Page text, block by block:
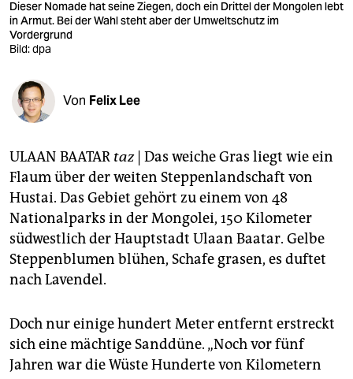
veranstaltungen
fragen & hilfe
unterstützen
abo
genossenschaft
epaper login
Dieser Nomade hat seine Ziegen, doch ein Drittel der Mongolen lebt
in Armut. Bei der Wahl steht aber der Umweltschutz im
Vordergrund
Bild: dpa
Von Felix Lee
ULAAN BAATAR taz| Das weiche Gras liegt wie ein
Flaum über der weiten Steppenlandschaft von
Hustai. Das Gebiet gehört zu einem von 48
Nationalparks in der Mongolei, 150 Kilometer
südwestlich der Hauptstadt Ulaan Baatar. Gelbe
Steppenblumen blühen, Schafe grasen, es duftet
nach Lavendel.
Doch nur einige hundert Meter entfernt erstreckt
sich eine mächtige Sanddüne. „Noch vor fünf
Jahren war die Wüste Hunderte von Kilometern